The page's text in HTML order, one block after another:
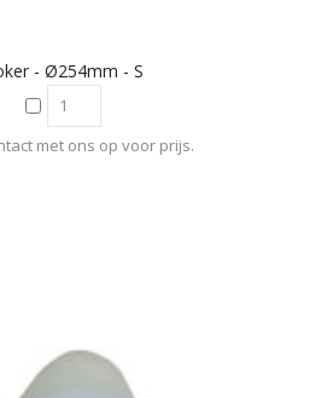
- Ø254mm - S
met ons op voor prijs.